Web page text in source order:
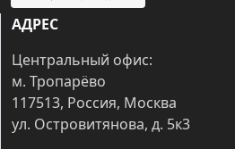
АДРЕС
Центральный офис:
м. Тропарёво
117513, Россия, Москва
ул. Островитянова, д. 5к3